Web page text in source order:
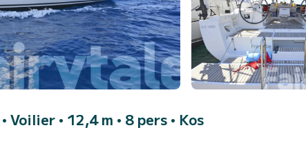
• Voilier • 12,4 m • 8 pers • Kos